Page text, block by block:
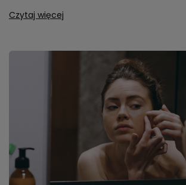
Czytaj więcej